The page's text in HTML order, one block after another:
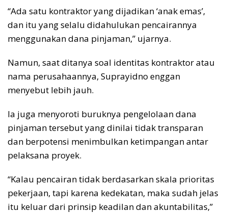
“Ada satu kontraktor yang dijadikan ‘anak emas’,
dan itu yang selalu didahulukan pencairannya
menggunakan dana pinjaman,” ujarnya.
Namun, saat ditanya soal identitas kontraktor atau
nama perusahaannya, Suprayidno enggan
menyebut lebih jauh.
Ia juga menyoroti buruknya pengelolaan dana
pinjaman tersebut yang dinilai tidak transparan
dan berpotensi menimbulkan ketimpangan antar
pelaksana proyek.
“Kalau pencairan tidak berdasarkan skala prioritas
pekerjaan, tapi karena kedekatan, maka sudah jelas
itu keluar dari prinsip keadilan dan akuntabilitas,”